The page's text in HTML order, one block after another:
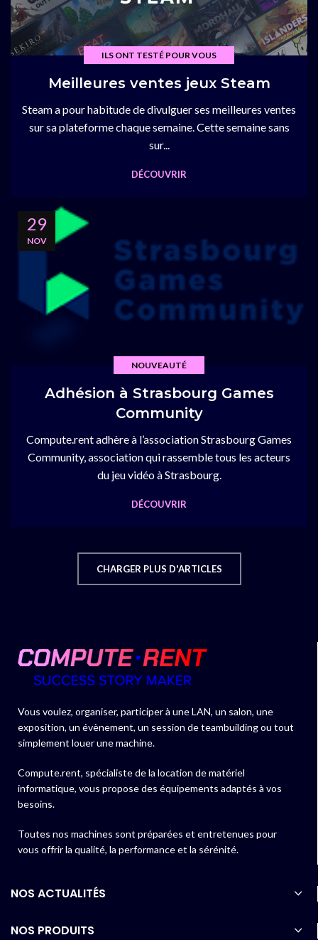
ILS ONT TESTÉ POUR VOUS
Meilleures ventes jeux Steam
Steam a pour habitude de divulguer ses meilleures ventes
sur sa plateforme chaque semaine. Cette semaine sans
sur...
DÉCOUVRIR
29
NOV
NOUVEAUTÉ
Adhésion à Strasbourg Games
Community
Compute.rent adhère à l’association Strasbourg Games
Community, association qui rassemble tous les acteurs
du jeu vidéo à Strasbourg.
DÉCOUVRIR
CHARGER PLUS D'ARTICLES
Vous voulez, organiser, participer à une LAN, un salon, une
exposition, un évènement, un session de teambuilding ou tout
simplement louer une machine.
Compute.rent, spécialiste de la location de matériel
informatique, vous propose des équipements adaptés à vos
besoins.
Toutes nos machines sont préparées et entretenues pour
vous offrir la qualité, la performance et la sérénité.
NOS ACTUALITÉS
NOS PRODUITS